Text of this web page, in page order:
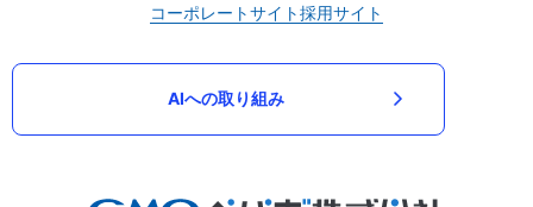
コーポレートサイト採用サイト
AIへの取り組み